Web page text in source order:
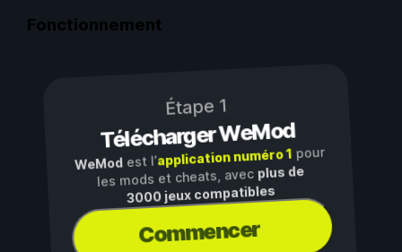
Fonctionnement
Étape 1
Télécharger WeMod
WeModest l’application numéro 1pour
les mods et cheats, avec plus de
3000 jeux compatibles
Commencer